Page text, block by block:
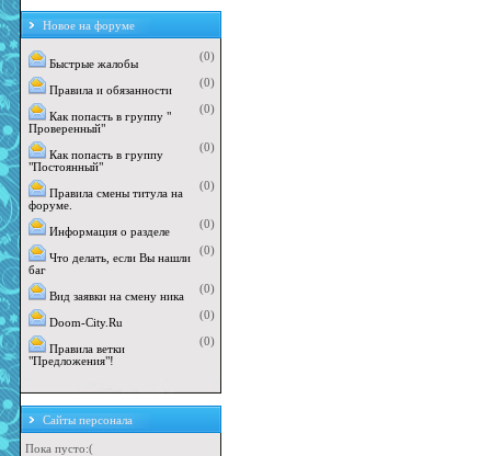
Новое на форуме
Быстрые жалобы
(0)
Правила и обязанности
(0)
Как попасть в группу "
Проверенный"
(0)
Как попасть в группу
"Постоянный"
(0)
Правила смены титула на
форуме.
(0)
Информация о разделе
(0)
Что делать, если Вы нашли
баг
(0)
Вид заявки на смену ника
(0)
Doom-City.Ru
(0)
Правила ветки
"Предложения"!
(0)
Сайты персонала
Пока пусто:(